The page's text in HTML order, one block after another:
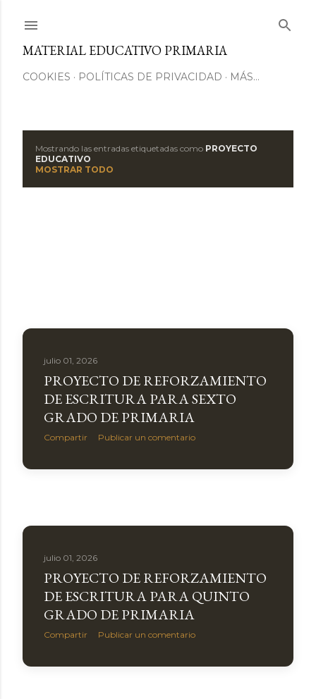
MATERIAL EDUCATIVO PRIMARIA
COOKIES POLÍTICAS DE PRIVACIDAD MÁS…
n
a
Mostrando las entradas etiquetadas como PROYECTO
EDUCATIVO
MOSTRAR TODO
julio 01, 2026
PROYECTO DE REFORZAMIENTO
DE ESCRITURA PARA SEXTO
GRADO DE PRIMARIA
Compartir Publicar un comentario
julio 01, 2026
PROYECTO DE REFORZAMIENTO
DE ESCRITURA PARA QUINTO
GRADO DE PRIMARIA
Compartir Publicar un comentario